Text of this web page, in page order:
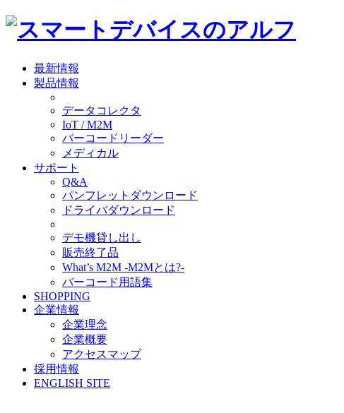
最新情報
製品情報
データコレクタ
IoT / M2M
バーコードリーダー
メディカル
サポート
Q&A
パンフレットダウンロード
ドライバダウンロード
デモ機貸し出し
販売終了品
What’s M2M -M2Mとは?-
バーコード用語集
SHOPPING
企業情報
企業理念
企業概要
アクセスマップ
採用情報
ENGLISH SITE